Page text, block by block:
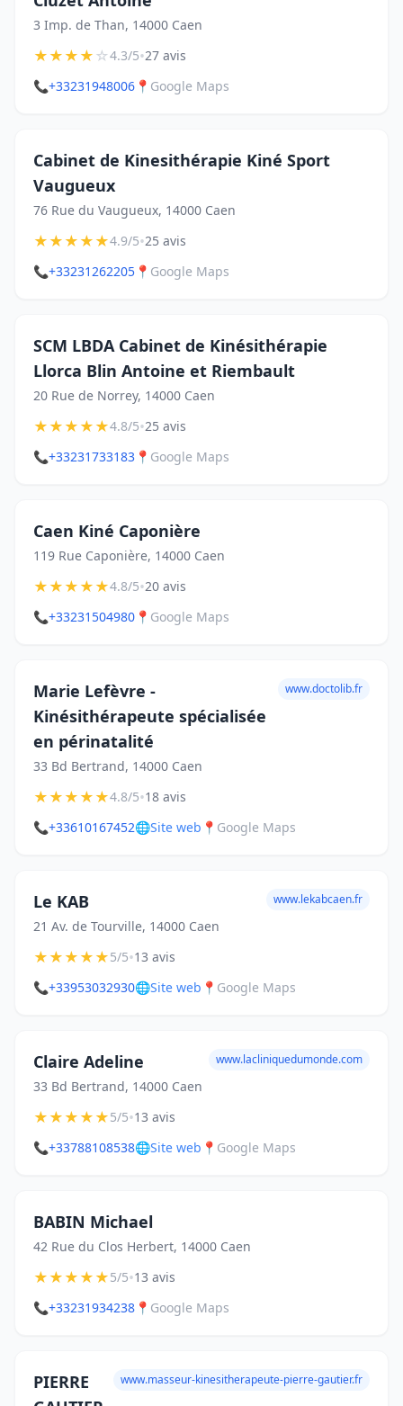
3 Imp. de Than, 14000 Caen
★★★★☆4.3/5•27 avis
📞+33231948006 📍 Google Maps
Cabinet de Kinesithérapie Kiné Sport
Vaugueux
76 Rue du Vaugueux, 14000 Caen
★★★★★4.9/5•25 avis
📞+33231262205 📍 Google Maps
SCM LBDA Cabinet de Kinésithérapie
Llorca Blin Antoine et Riembault
20 Rue de Norrey, 14000 Caen
★★★★★4.8/5•25 avis
📞+33231733183 📍 Google Maps
Caen Kiné Caponière
119 Rue Caponière, 14000 Caen
★★★★★4.8/5•20 avis
📞+33231504980 📍 Google Maps
Marie Lefèvre -
Kinésithérapeute spécialisée
en périnatalité
33 Bd Bertrand, 14000 Caen
www.doctolib.fr
★★★★★4.8/5•18 avis
📞+33610167452🌐Site web 📍 Google Maps
Le KAB
21 Av. de Tourville, 14000 Caen
www.lekabcaen.fr
★★★★★5/5•13 avis
📞+33953032930🌐Site web 📍 Google Maps
Claire Adeline
33 Bd Bertrand, 14000 Caen
www.lacliniquedumonde.com
★★★★★5/5•13 avis
📞+33788108538🌐Site web 📍 Google Maps
BABIN Michael
42 Rue du Clos Herbert, 14000 Caen
★★★★★5/5•13 avis
📞+33231934238 📍 Google Maps
PIERRE
www.masseur-kinesitherapeute-pierre-gautier.fr